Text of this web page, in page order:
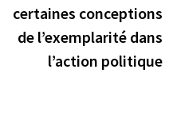
certaines conceptions
de l’exemplarité dans
l’action politique